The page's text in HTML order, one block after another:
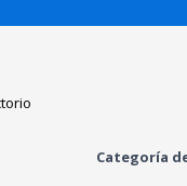
Categoría